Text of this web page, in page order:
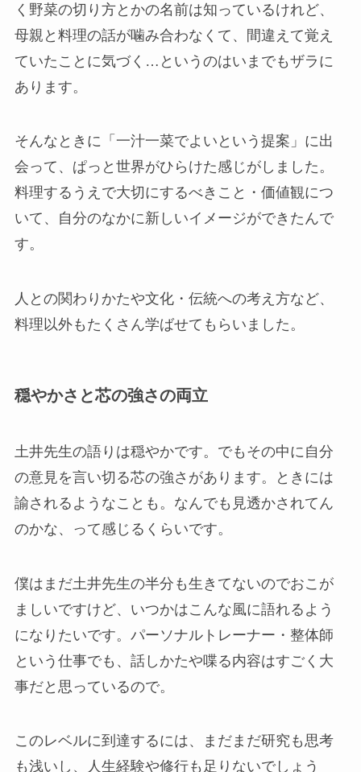
く野菜の切り方とかの名前は知っているけれど、
母親と料理の話が噛み合わなくて、間違えて覚え
ていたことに気づく…というのはいまでもザラに
あります。
そんなときに「一汁一菜でよいという提案」に出
会って、ぱっと世界がひらけた感じがしました。
料理するうえで大切にするべきこと・価値観につ
いて、自分のなかに新しいイメージができたんで
す。
人との関わりかたや文化・伝統への考え方など、
料理以外もたくさん学ばせてもらいました。
穏やかさと芯の強さの両立
土井先生の語りは穏やかです。でもその中に自分
の意見を言い切る芯の強さがあります。ときには
諭されるようなことも。なんでも見透かされてん
のかな、って感じるくらいです。
僕はまだ土井先生の半分も生きてないのでおこが
ましいですけど、いつかはこんな風に語れるよう
になりたいです。パーソナルトレーナー・整体師
という仕事でも、話しかたや喋る内容はすごく大
事だと思っているので。
このレベルに到達するには、まだまだ研究も思考
も浅いし、人生経験や修行も足りないでしょう